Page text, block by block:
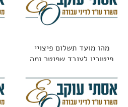
מהו מועד תשלום פיצויי
פיטורין לעובד שפוטר ומה